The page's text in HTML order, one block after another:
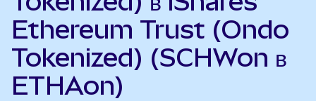
Ethereum Trust (Ondo
Tokenized) (SCHWon в
ETHAon)